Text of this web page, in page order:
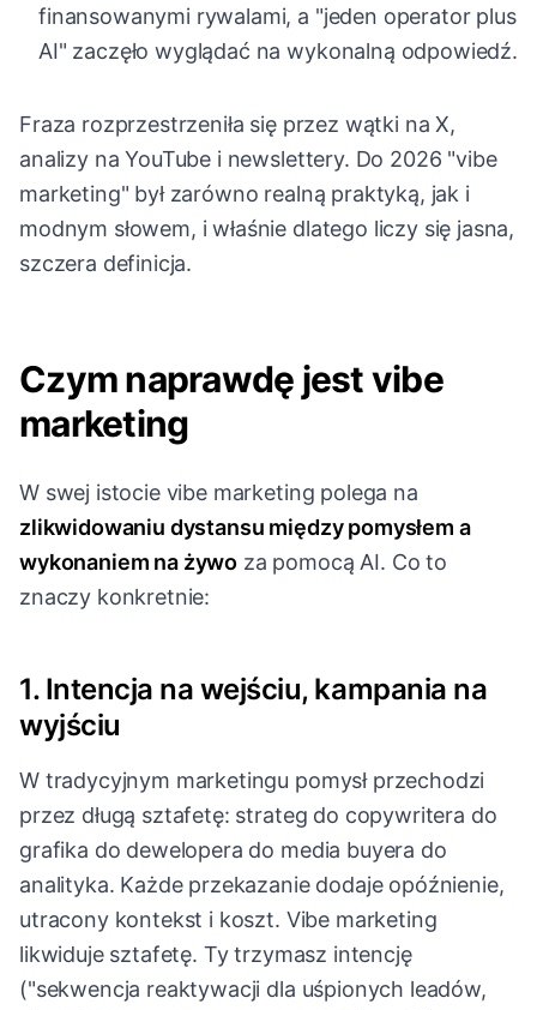
finansowanymi rywalami, a "jeden operator plus
AI" zaczęło wyglądać na wykonalną odpowiedź.
Fraza rozprzestrzeniła się przez wątki na X,
analizy na YouTube i newslettery. Do 2026 "vibe
marketing" był zarówno realną praktyką, jak i
modnym słowem, i właśnie dlatego liczy się jasna,
szczera definicja.
Czym naprawdę jest vibe
marketing
W swej istocie vibe marketing polega na
zlikwidowaniu dystansu między pomysłem a
wykonaniem na żywo za pomocą AI. Co to
znaczy konkretnie:
1. Intencja na wejściu, kampania na
wyjściu
W tradycyjnym marketingu pomysł przechodzi
przez długą sztafetę: strateg do copywritera do
grafika do dewelopera do media buyera do
analityka. Każde przekazanie dodaje opóźnienie,
utracony kontekst i koszt. Vibe marketing
likwiduje sztafetę. Ty trzymasz intencję
("sekwencja reaktywacji dla uśpionych leadów,